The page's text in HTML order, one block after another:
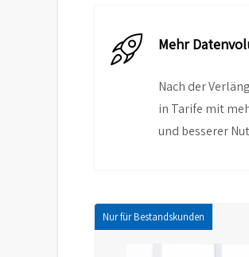
Mehr
Nach der
in Tarife mit
und besserer
Nur für Bestandskunden